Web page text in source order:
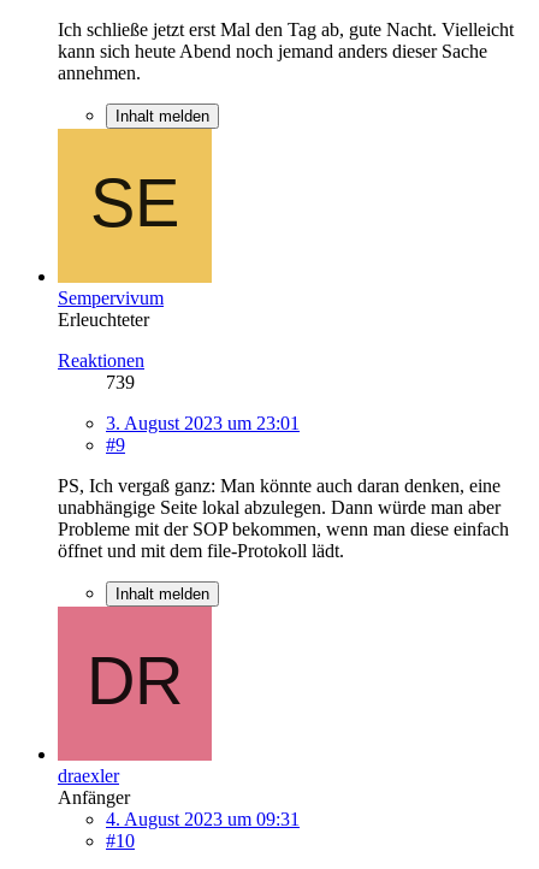
Ich schließe jetzt erst Mal den Tag ab, gute Nacht. Vielleicht
kann sich heute Abend noch jemand anders dieser Sache
annehmen.
Inhalt melden
Sempervivum
Erleuchteter
Reaktionen
739
3. August 2023 um 23:01
#9
PS, Ich vergaß ganz: Man könnte auch daran denken, eine
unabhängige Seite lokal abzulegen. Dann würde man aber
Probleme mit der SOP bekommen, wenn man diese einfach
öffnet und mit dem file-Protokoll lädt.
Inhalt melden
draexler
Anfänger
4. August 2023 um 09:31
#10